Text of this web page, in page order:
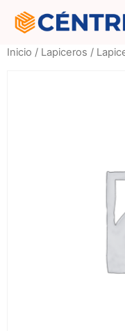
Inicio / Lapiceros /